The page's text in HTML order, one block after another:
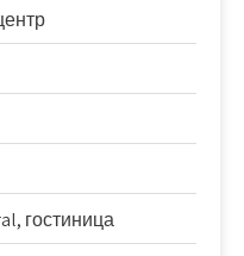
гостиница